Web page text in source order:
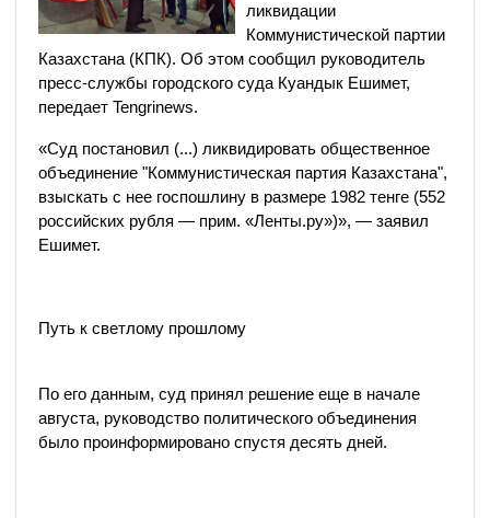
ликвидации
Коммунистической партии
Казахстана (КПК). Об этом сообщил руководитель
пресс-службы городского суда Куандык Ешимет,
передает Tengrinews.
«Суд постановил (...) ликвидировать общественное
объединение "Коммунистическая партия Казахстана",
взыскать с нее госпошлину в размере 1982 тенге (552
российских рубля — прим. «Ленты.ру»)», — заявил
Ешимет.
Путь к светлому прошлому
По его данным, суд принял решение еще в начале
августа, руководство политического объединения
было проинформировано спустя десять дней.